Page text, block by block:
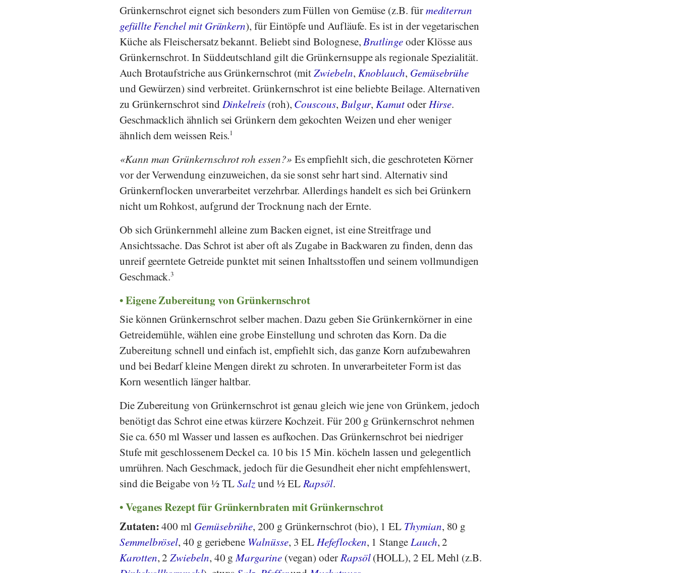
Grünkernschrot eignet sich besonders zum Füllen von Gemüse (z.B. fürmediterran
gefüllte Fenchel mit Grünkern), für Eintöpfe und Aufläufe. Es ist in der vegetarischen
Küche als Fleischersatz bekannt. Beliebt sind Bolognese,Bratlingeoder Klösse aus
Grünkernschrot. In Süddeutschland gilt die Grünkernsuppe als regionale Spezialität.
Auch Brotaufstriche aus Grünkernschrot (mitZwiebeln, Knoblauch, Gemüsebrühe
und Gewürzen) sind verbreitet. Grünkernschrot ist eine beliebte Beilage. Alternativen
zu Grünkernschrot sind Dinkelreis(roh), Couscous, Bulgur,KamutoderHirse.
Geschmacklich ähnlich sei Grünkern dem gekochten Weizen und eher weniger
ähnlich dem weissen Reis.1
Kann man Grünkernschrot roh essen?
Es empfiehlt sich, die geschroteten Körner
vor der Verwendung einzuweichen, da sie sonst sehr hart sind. Alternativ sind
Grünkernflocken unverarbeitet verzehrbar. Allerdings handelt es sich bei Grünkern
nicht um Rohkost, aufgrund der Trocknung nach der Ernte.
Ob sich Grünkernmehl alleine zum Backen eignet, ist eine Streitfrage und
Ansichtssache. Das Schrot ist aber oft als Zugabe in Backwaren zu finden, denn das
unreif geerntete Getreide punktet mit seinen Inhaltsstoffen und seinem vollmundigen
Geschmack.3
Eigene Zubereitung von Grünkernschrot
Sie können Grünkernschrot selber machen. Dazu geben Sie Grünkernkörner in eine
Getreidemühle, wählen eine grobe Einstellung und schroten das Korn. Da die
Zubereitung schnell und einfach ist, empfiehlt sich, das ganze Korn aufzubewahren
und bei Bedarf kleine Mengen direkt zu schroten. In unverarbeiteter Form ist das
Korn wesentlich länger haltbar.
Die Zubereitung von Grünkernschrot ist genau gleich wie jene von Grünkern, jedoch
benötigt das Schrot eine etwas kürzere Kochzeit. Für 200 g Grünkernschrot nehmen
Sie ca. 650 ml Wasser und lassen es aufkochen. Das Grünkernschrot bei niedriger
Stufe mit geschlossenem Deckel ca. 10 bis 15 Min. köcheln lassen und gelegentlich
umrühren. Nach Geschmack, jedoch für die Gesundheit eher nicht empfehlenswert,
sind die Beigabe von ½ TLSalzund ½ ELRapsöl.
Veganes Rezept für Grünkernbraten mit Grünkernschrot
Zutaten:400 ml Gemüsebrühe, 200 g Grünkernschrot (bio), 1 EL Thymian, 80 g
Semmelbrösel, 40 g geriebene Walnüsse, 3 EL Hefeflocken, 1 Stange Lauch, 2
Karotten, 2Zwiebeln, 40 g Margarine(vegan) oder Rapsöl(HOLL), 2 EL Mehl (z.B.